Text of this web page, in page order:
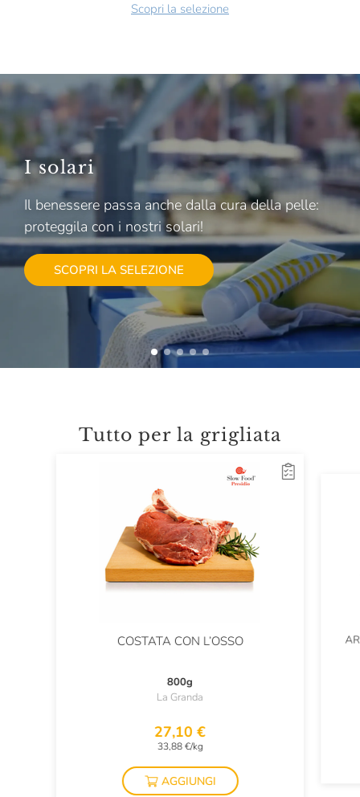
Scopri la selezione
I solari
Il benessere passa anche dalla cura della pelle:
proteggila con i nostri solari!
SCOPRI LA SELEZIONE
Tutto per la grigliata
COSTATA CON L’OSSO
800g
La Granda
27,10 €
33,88 €/kg
AGGIUNGI